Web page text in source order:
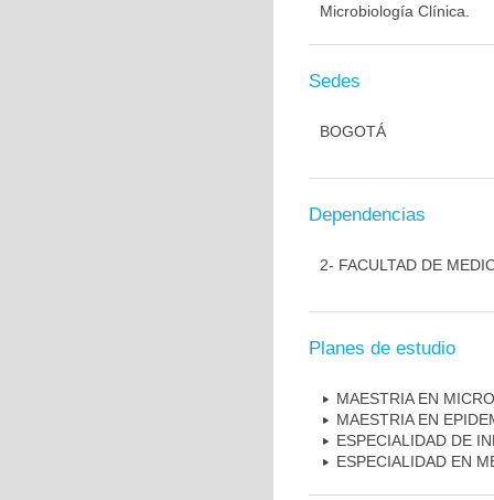
Microbiología Clínica.
Sedes
BOGOTÁ
Dependencias
2- FACULTAD DE
Planes de estudio
MAESTRIA EN
MAESTRIA EN
ESPECIALIDAD DE
ESPECIALIDAD EN